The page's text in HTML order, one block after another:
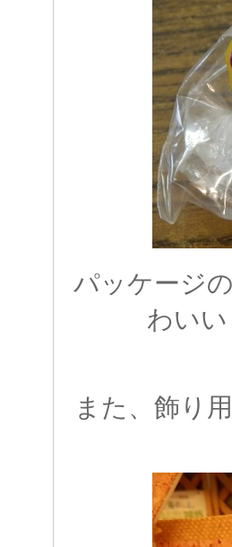
パッケージ
わい
また、飾り